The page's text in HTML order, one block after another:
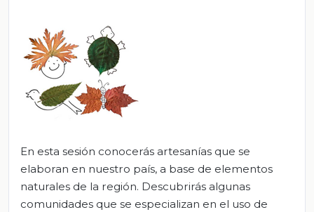
En esta sesión conocerás artesanías que se
elaboran en nuestro país, a base de elementos
naturales de la región. Descubrirás algunas
comunidades que se especializan en el uso de